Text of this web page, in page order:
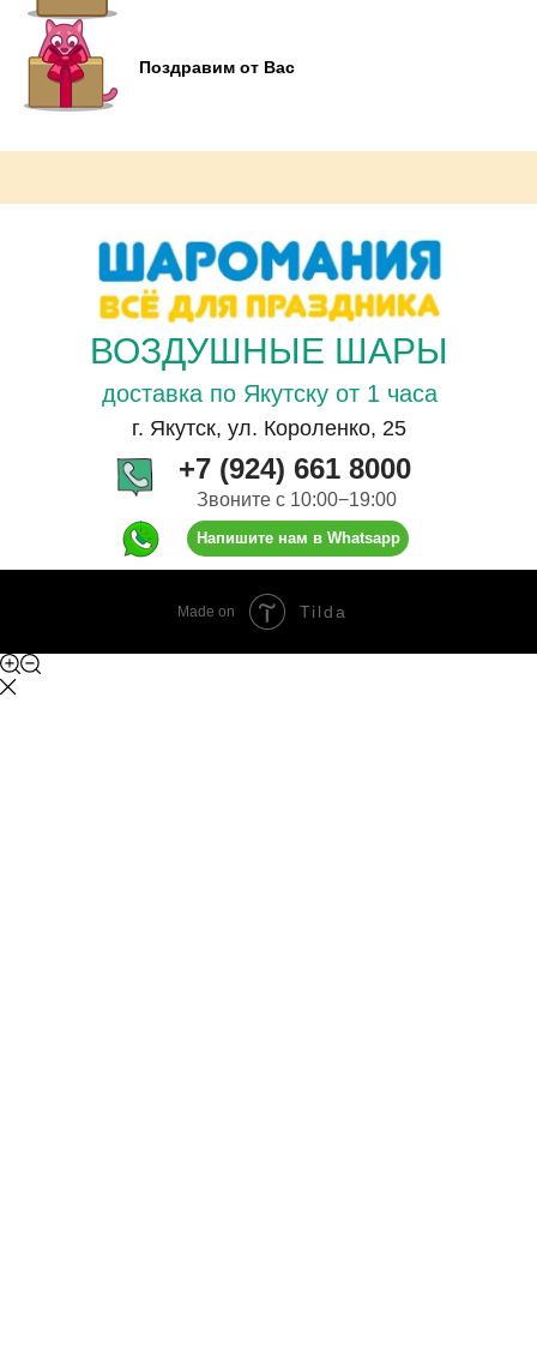
Поздравим от Вас
ВОЗДУШНЫЕ ШАРЫ
доставка по Якутску от 1 часа
г. Якутск, ул. Короленко, 25
+7 (924) 661 8000
Напишите нам в Whatsapp
Звоните с 10:00−19:00
Made on Tilda